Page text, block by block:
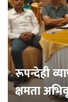
रूपन्देही
क्षमता